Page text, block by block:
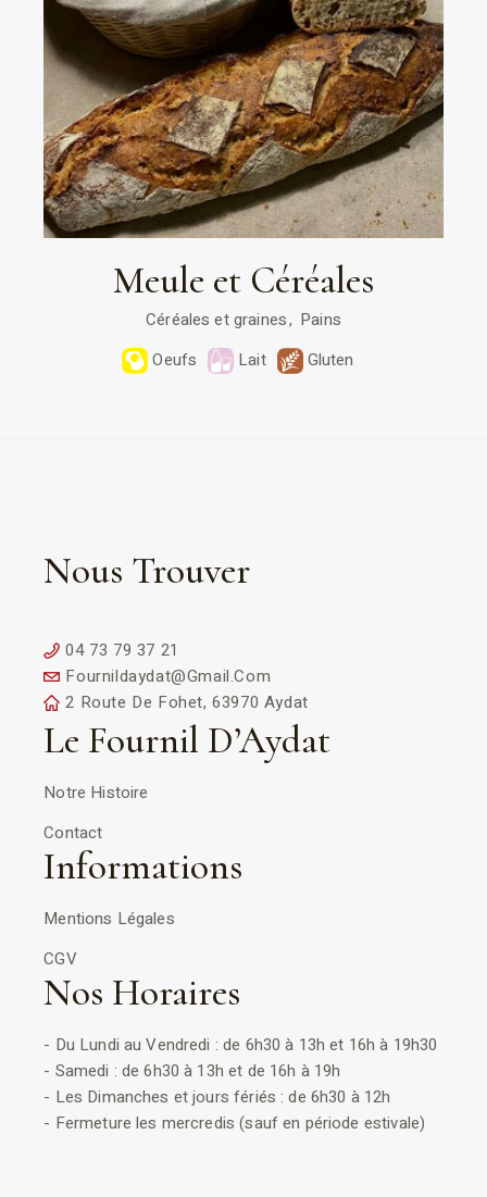
Meule et Céréales
Céréales et graines
Pains
Oeufs
Lait Gluten
Nous Trouver
04 73 79 37 21
Fournildaydat@gmail.com
2 Route De Fohet, 63970 Aydat
Le Fournil D’Aydat
Notre Histoire
Contact
Informations
Mentions Légales
CGV
Nos Horaires
- Du Lundi au Vendredi : de 6h30 à 13h et 16h à 19h30
- Samedi : de 6h30 à 13h et de 16h à 19h
- Les Dimanches et jours fériés : de 6h30 à 12h
- Fermeture les mercredis (sauf en période estivale)